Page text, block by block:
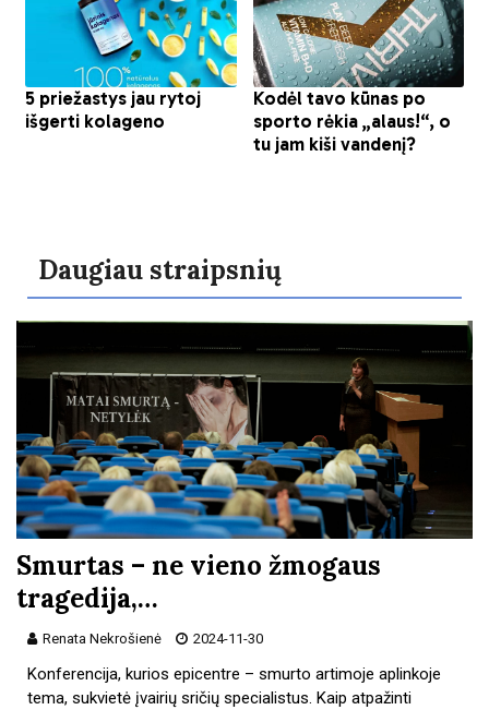
Daugiau straipsnių
Smurtas – ne vieno žmogaus
tragedija,…
Renata Nekrošienė 2024-11-30
Konferencija, kurios epicentre – smurto artimoje aplinkoje
tema, sukvietė įvairių sričių specialistus. Kaip atpažinti